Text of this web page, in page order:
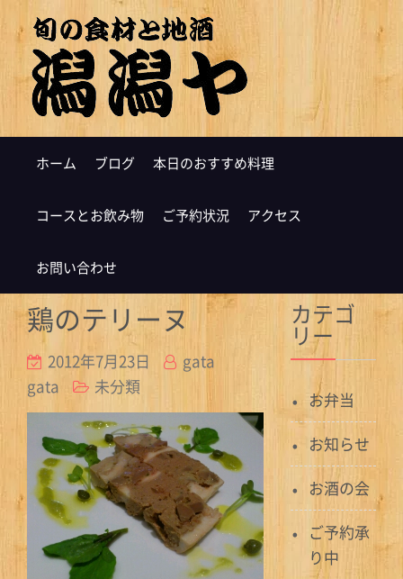
ホーム ブログ 本日のおすすめ料理
コースとお飲み物 ご予約状況 アクセス
お問い合わせ
鶏のテリーヌ
2012年7月23日
gata
gata
未分類
カテゴ
リー
お弁当
お知らせ
お酒の会
ご予約承
り中